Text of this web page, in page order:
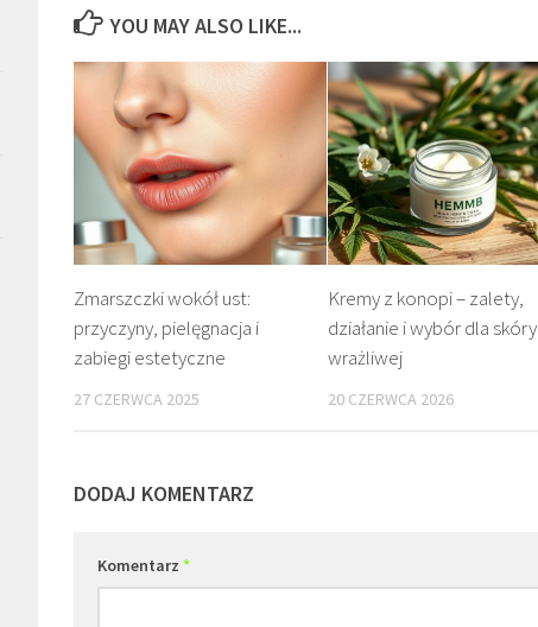
YOU MAY ALSO LIKE...
Zmarszczki wokół ust:
przyczyny, pielęgnacja i
zabiegi estetyczne
27 CZERWCA 2025
Kremy z konopi – zalety,
działanie i wybór dla skóry
wrażliwej
20 CZERWCA 2026
DODAJ KOMENTARZ
Komentarz *